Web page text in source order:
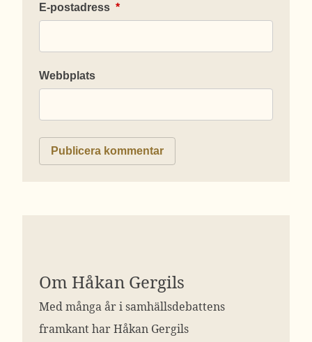
E-postadress *
Webbplats
Om Håkan Gergils
Med många år i samhällsdebattens
framkant har Håkan Gergils